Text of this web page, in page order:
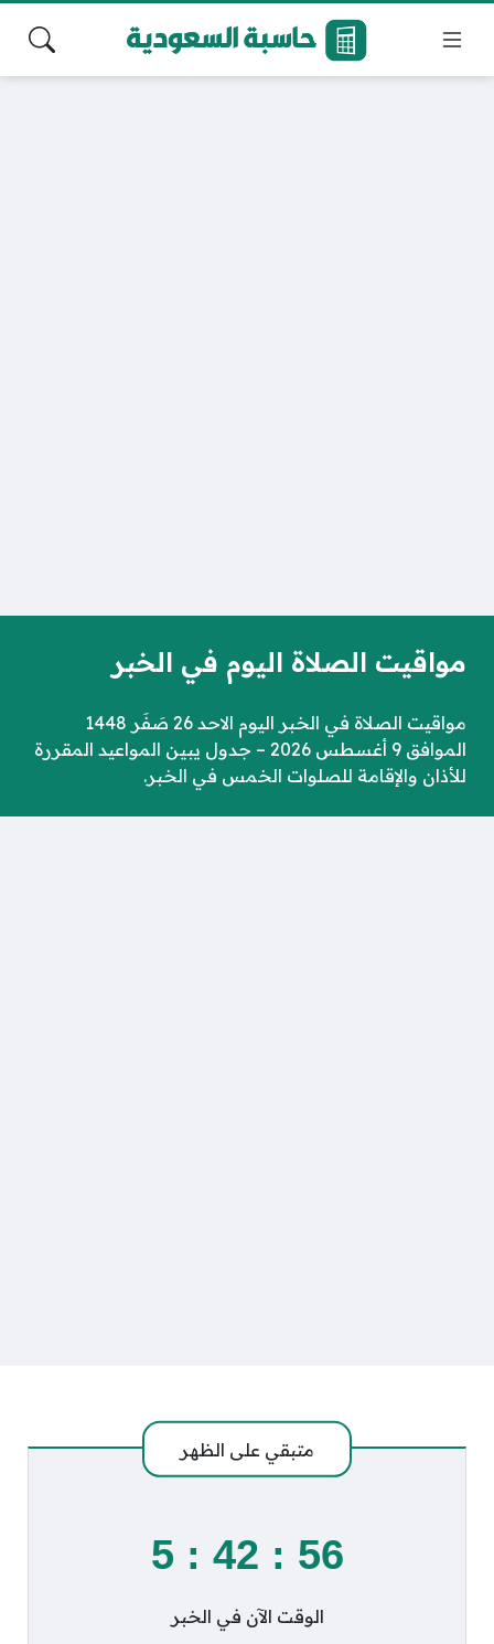
مواقيت الصلاة اليوم في الخبر
مواقيت الصلاة في الخبر اليوم الاحد 26 صَفَر 1448
الموافق 9 أغسطس 2026 – جدول يبين المواعيد المقررة
للأذان والإقامة للصلوات الخمس في الخبر.
متبقي على الظهر
55
:
42
:
5
الوقت الآن في الخبر